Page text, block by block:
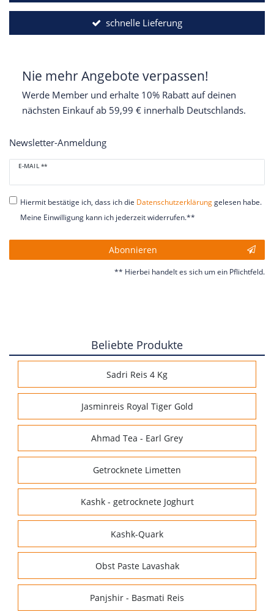
schnelle Lieferung
Nie mehr Angebote verpassen!
Werde Member und erhalte 10% Rabatt auf deinen
nächsten Einkauf ab 59,99 € innerhalb Deutschlands.
Newsletter-Anmeldung
E-MAIL **
Newsletter
Honig
Hiermit bestätige ich, dass ich die Daten­schutz­erklärunggelesen habe.
Meine Einwilligung kann ich jederzeit widerrufen.**
Abonnieren
** Hierbei handelt es sich um ein Pflichtfeld.
Beliebte Produkte
Sadri Reis 4 Kg
Jasminreis Royal Tiger Gold
Ahmad Tea - Earl Grey
Getrocknete Limetten
Kashk - getrocknete Joghurt
Kashk-Quark
Obst Paste Lavashak
Panjshir - Basmati Reis